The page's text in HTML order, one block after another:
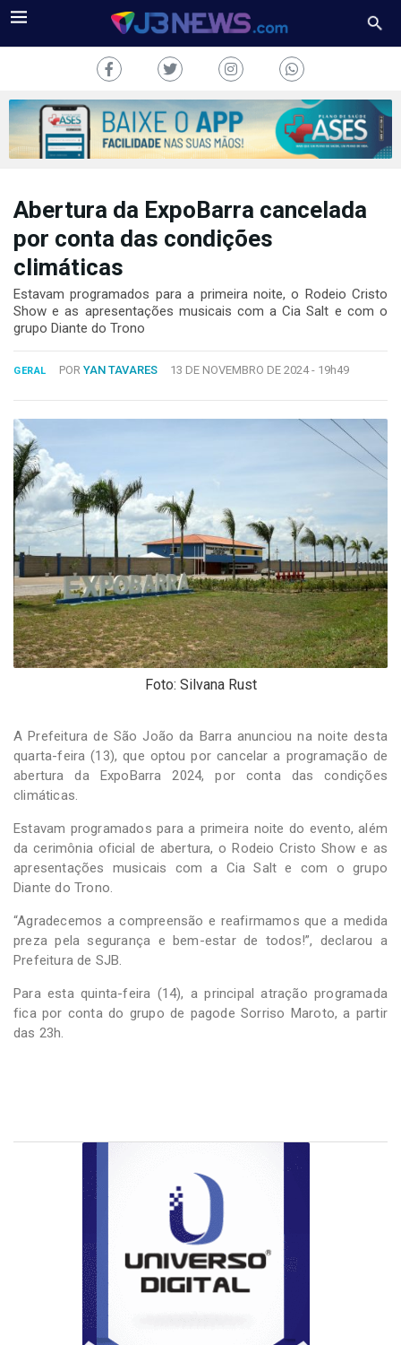
J3NEWS
TV
COLUNAS
FALE
Copyright
Desenvolvido
por
Hesea
Tecnologia
Sistemas
Abertura da ExpoBarra cancelada
por conta das condições
climáticas
Estavam programados para a primeira noite, o Rodeio Cristo
Show e as apresentações musicais com a Cia Salt e com o
grupo Diante do Trono
GERAL POR YAN TAVARES 13 DE NOVEMBRO DE 2024 - 19h49
Foto: Silvana Rust
A Prefeitura de São João da Barra anunciou na noite desta
quarta-feira (13), que optou por cancelar a programação de
abertura da ExpoBarra 2024, por conta das condições
climáticas.
Estavam programados para a primeira noite do evento, além
da cerimônia oficial de abertura, o Rodeio Cristo Show e as
apresentações musicais com a Cia Salt e com o grupo
Diante do Trono.
“Agradecemos a compreensão e reafirmamos que a medida
preza pela segurança e bem-estar de todos!”, declarou a
Prefeitura de SJB.
Para esta quinta-feira (14), a principal atração programada
fica por conta do grupo de pagode Sorriso Maroto, a partir
das 23h.